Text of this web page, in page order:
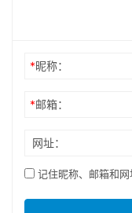
*昵称：
*邮箱：
网址：
记住昵称、邮箱和